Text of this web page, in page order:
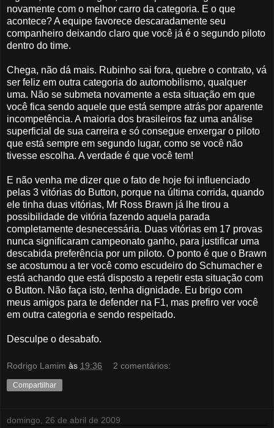
novamente com o melhor carro da categoria. E o que
acontece? A equipe favorece descaradamente seu
companheiro deixando claro que você já é o segundo piloto
dentro do time.
Chega, não dá mais. Rubinho sai fora, quebre o contrato, vá
ser feliz em outra categoria do automobilismo, qualquer
uma. Não se submeta novamente a esta situação em que
você fica sendo aquele que está sempre atrás por aparente
incompetência. A maioria dos brasileiros faz uma análise
superficial de sua carreira e só consegue enxergar o piloto
que está sempre em segundo lugar, como se você não
tivesse escolha. A verdade é que você tem!
E não venha me dizer que o fato de hoje foi influenciado
pelas 3 vitórias do Button, porque na última corrida, quando
ele tinha duas vitórias, Mr Ross Brawn já lhe tirou a
possibilidade de vitória fazendo aquela parada
completamente desnecessária. Duas vitórias em 17 provas
nunca significaram campeonato ganho, para justificar uma
descabida preferência por um piloto. O ponto é que o Brawn
se acostumou a ter você como escudeiro do Schumacher e
está achando que está disposto a repetir esta situação com
o Button. Não faça isto, tenha dignidade. Eu brigo com
meus amigos para te defender na F1, mas prefiro ver você
em outra categoria e sendo respeitado.
Desculpe o desabafo.
Rodrigo Lamim às 19:36 2 comentários:
Compartilhar
domingo, 26 de abril de 2009